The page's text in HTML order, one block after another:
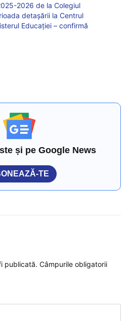
2026 de la Colegiul
detașării la Centrul
Educației – confirmă
și pe Google News
TE
publicată. Câmpurile obligatorii